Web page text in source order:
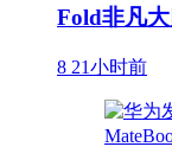
Fold非凡
8 21小时前